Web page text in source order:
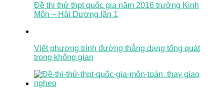
Đề thi thử thpt quốc gia năm 2016 trường Kinh
Môn – Hải Dương lần 1
Viết phương trình đường thẳng dạng tổng quát
trong không gian